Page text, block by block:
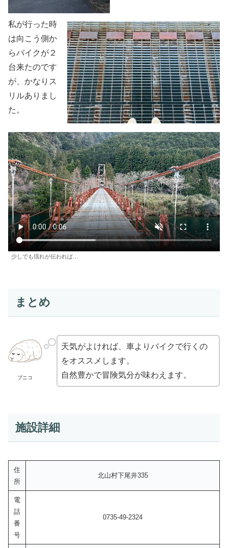
私が行った時
は向こう側か
らバイクが２
台来たのです
が、かなりス
リルありまし
た。
少しでも揺れが伝われば…
まとめ
プニコ
天気がよければ、車よりバイクで行くの
をオススメします。
自然豊かで冒険気分が味わえます。
施設詳細
住
所
北山村下尾井335
電
話
番
号
0735-49-2324